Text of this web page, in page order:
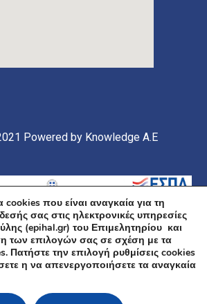
Powered by Knowledge A.E
«Ανάπτυξη και Αναβάθμιση
και Ψηφιακών Υπηρεσιών του
Επιχειρησιακό Πρόγραμμα
που είναι αναγκαία για τη
σας στις ηλεκτρονικές υπηρεσίες
(epihal.gr) του Επιμελητηρίου και
των επιλογών σας σε σχέση με τα
Πατήστε την επιλογή ρυθμίσεις cookies
η να απενεργοποιήσετε τα αναγκαία